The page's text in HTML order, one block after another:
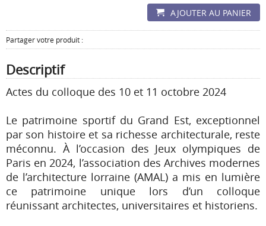
AJOUTER AU PANIER
Partager votre produit :
Descriptif
Actes du colloque des 10 et 11 octobre 2024
Le patrimoine sportif du Grand Est, exceptionnel
par son histoire et sa richesse architecturale, reste
méconnu. À l’occasion des Jeux olympiques de
Paris en 2024, l’association des Archives modernes
de l’architecture lorraine (AMAL) a mis en lumière
ce patrimoine unique lors d’un colloque
réunissant architectes, universitaires et historiens.